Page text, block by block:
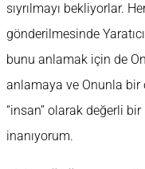
sıyrılmayı bekliyorlar.
gönderilmesinde
bunu anlamak için de
anlamaya ve Onunla
“insan” olarak değerli
inanıyorum.